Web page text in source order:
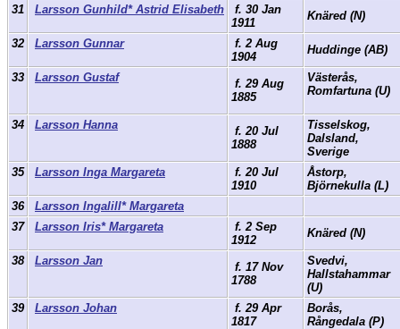
31 Larsson Gunhild* Astrid Elisabeth
f. 30 Jan
1911
Knäred (N)
32 Larsson Gunnar
f. 2 Aug
1904
Huddinge (AB)
33 Larsson Gustaf
f. 29 Aug
1885
Västerås,
Romfartuna (U)
34 Larsson Hanna
f. 20 Jul
1888
Tisselskog,
Dalsland,
Sverige
35
Larsson Inga Margareta
f. 20 Jul
1910
Åstorp,
Björnekulla (L)
36
Larsson Ingalill* Margareta
37
Larsson Iris* Margareta
f. 2 Sep
1912
Knäred (N)
38 Larsson Jan
f. 17 Nov
1788
Svedvi,
Hallstahammar
(U)
39
Larsson Johan
f. 29 Apr
1817
Borås,
Rångedala (P)